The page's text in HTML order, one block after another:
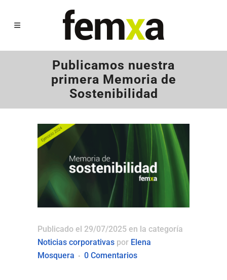
Publicamos nuestra
primera Memoria de
Sostenibilidad
Publicado el 29/07/2025 en la categoría
Noticias corporativas por Elena
Mosquera
0 Comentarios